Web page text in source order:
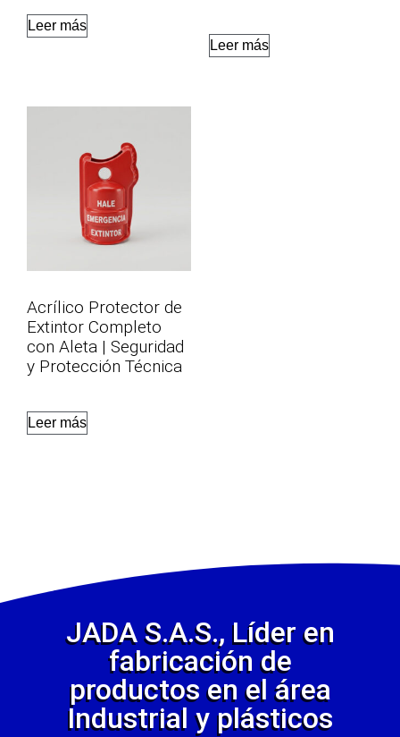
Leer más
Leer más
Acrílico Protector de
Extintor Completo
con Aleta | Seguridad
y Protección Técnica
Leer más
JADA S.A.S., Líder en
fabricación de
productos en el área
Industrial y plásticos